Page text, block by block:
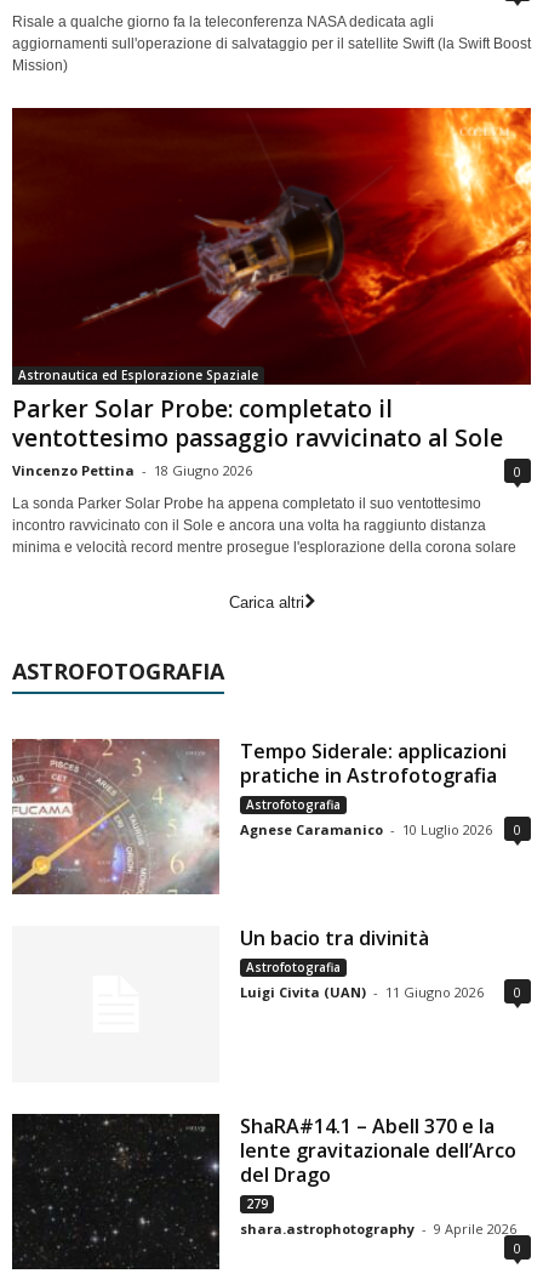
Risale a qualche giorno fa la teleconferenza NASA dedicata agli
aggiornamenti sull'operazione di salvataggio per il satellite Swift (la Swift Boost
Mission)
Astronautica ed Esplorazione Spaziale
Parker Solar Probe: completato il
ventottesimo passaggio ravvicinato al Sole
Vincenzo Pettina - 18 Giugno 2026 0
La sonda Parker Solar Probe ha appena completato il suo ventottesimo
incontro ravvicinato con il Sole e ancora una volta ha raggiunto distanza
minima e velocità record mentre prosegue l'esplorazione della corona solare
Carica altri
ASTROFOTOGRAFIA
Tempo Siderale: applicazioni
pratiche in Astrofotografia
Astrofotografia
Agnese Caramanico - 10 Luglio 2026 0
Un bacio tra divinità
Astrofotografia
Luigi Civita (UAN) - 11 Giugno 2026 0
ShaRA#14.1 – Abell 370 e la
lente gravitazionale dell’Arco
del Drago
279
shara.astrophotography - 9 Aprile 2026
0